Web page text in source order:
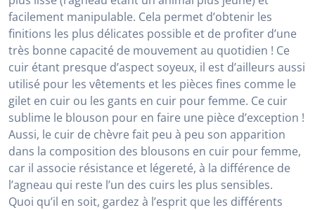
facilement manipulable. Cela permet d’obtenir les
finitions les plus délicates possible et de profiter d’une
très bonne capacité de mouvement au quotidien ! Ce
cuir étant presque d’aspect soyeux, il est d’ailleurs aussi
utilisé pour les vêtements et les pièces fines comme le
gilet en cuir ou les gants en cuir pour femme. Ce cuir
sublime le blouson pour en faire une pièce d’exception !
Aussi, le cuir de chèvre fait peu à peu son apparition
dans la composition des blousons en cuir pour femme,
car il associe résistance et légereté, à la différence de
l’agneau qui reste l’un des cuirs les plus sensibles.
Quoi qu’il en soit, gardez à l’esprit que les différents